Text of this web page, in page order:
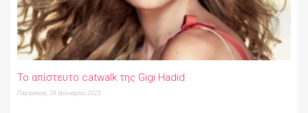
Το απίστευτο catwalk της Gigi Hadid
Παρασκευή, 28 Ιανουαρίου 2022